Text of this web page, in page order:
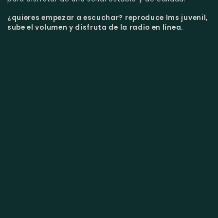
¿quieres empezar a escuchar? reproduce lms juvenil,
sube el volumen y disfruta de la radio en línea.